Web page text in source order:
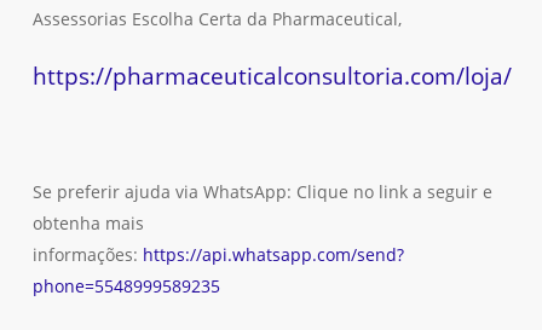
Assessorias Escolha Certa da Pharmaceutical,
https://pharmaceuticalconsultoria.com/loja/
Se preferir ajuda via WhatsApp: Clique no link a seguir e
obtenha mais
informações: https://api.whatsapp.com/send?
phone=5548999589235